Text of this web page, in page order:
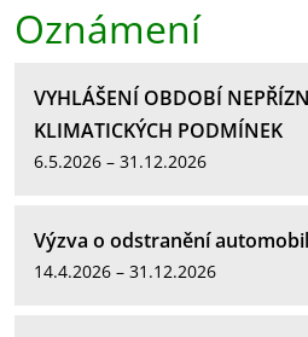
Oznámení
VYHLÁŠENÍ OBDOBÍ
KLIMATICKÝCH PODMÍNEK
6.5.2026 – 31.12.2026
Výzva o odstranění
14.4.2026 – 31.12.2026